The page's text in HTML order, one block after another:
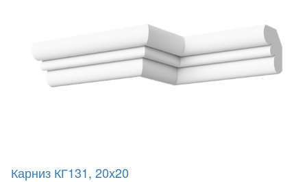
Карниз КГ131, 20х20